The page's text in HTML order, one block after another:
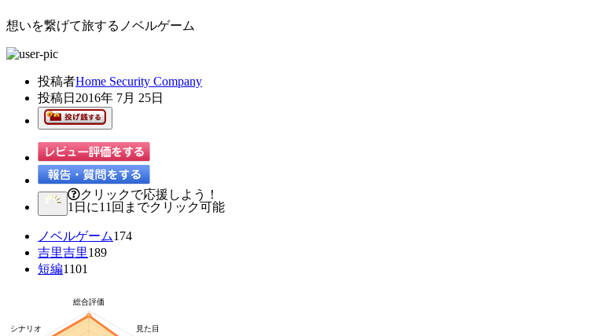
想いを繋げて旅するノベルゲーム
投稿者Home Security Company
投稿日 2016年 7月 25日
クリックで応援しよう！
1日に11回までクリック可能
ノベルゲーム174
吉里吉里189
短編1101